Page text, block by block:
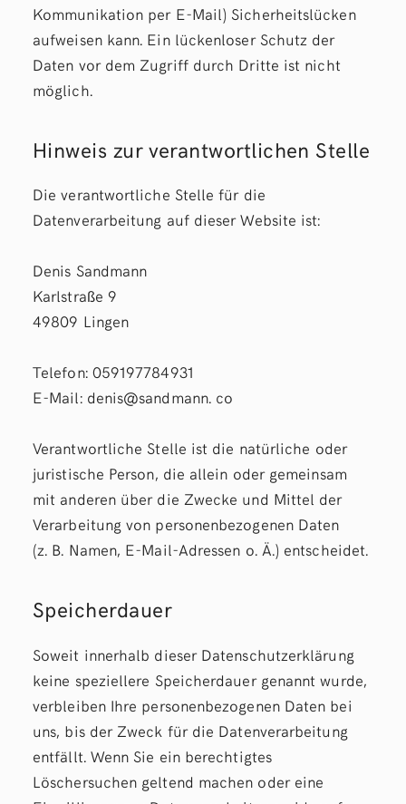
Kommunikation per E-Mail) Sicherheitslücken
aufweisen kann. Ein lückenloser Schutz der
Daten vor dem Zugriff durch Dritte ist nicht
möglich.
Hinweis zur verantwortlichen Stelle
Die verantwortliche Stelle für die
Datenverarbeitung auf dieser Website ist:
Denis Sandmann
Karlstraße 9
49809 Lingen
Telefon: 059197784931
E-Mail: denis@sandmann. co
Verantwortliche Stelle ist die natürliche oder
juristische Person, die allein oder gemeinsam
mit anderen über die Zwecke und Mittel der
Verarbeitung von personenbezogenen Daten
(z. B. Namen, E-Mail-Adressen o. Ä.) entscheidet.
Speicherdauer
Soweit innerhalb dieser Datenschutzerklärung
keine speziellere Speicherdauer genannt wurde,
verbleiben Ihre personenbezogenen Daten bei
uns, bis der Zweck für die Datenverarbeitung
entfällt. Wenn Sie ein berechtigtes
Löschersuchen geltend machen oder eine